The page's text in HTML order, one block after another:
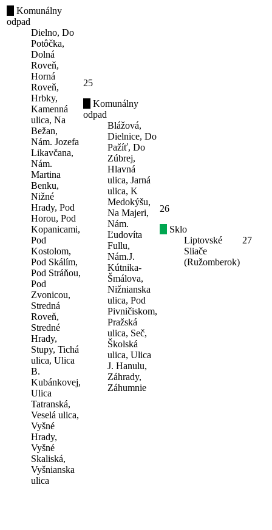
Komunálny
odpad
Dielno, Do
Potôčka,
Dolná
Roveň,
Horná
Roveň,
Hrbky,
Kamenná
ulica, Na
Bežan,
Nám. Jozefa
Likavčana,
Nám.
Martina
Benku,
Nižné
Hrady, Pod
Horou, Pod
Kopanicami,
Pod
Kostolom,
Pod Skálím,
Pod Stráňou,
Pod
Zvonicou,
Stredná
Roveň,
Stredné
Hrady,
Stupy, Tichá
ulica, Ulica
B.
Kubánkovej,
Ulica
Tatranská,
Veselá ulica,
Vyšné
Hrady,
Vyšné
Skaliská,
Vyšnianska
ulica
25
Komunálny
odpad
Blážová,
Dielnice, Do
Pažíť, Do
Zúbrej,
Hlavná
ulica, Jarná
ulica, K
Medokýšu,
Na Majeri,
Nám.
Ľudovíta
Fullu,
Nám.J.
Kútnika-
Šmálova,
Nižnianska
ulica, Pod
Pivničiskom,
Pražská
ulica, Seč,
Školská
ulica, Ulica
J. Hanulu,
Záhrady,
Záhumnie
26
Sklo
Liptovské
Sliače
(Ružomberok)
27